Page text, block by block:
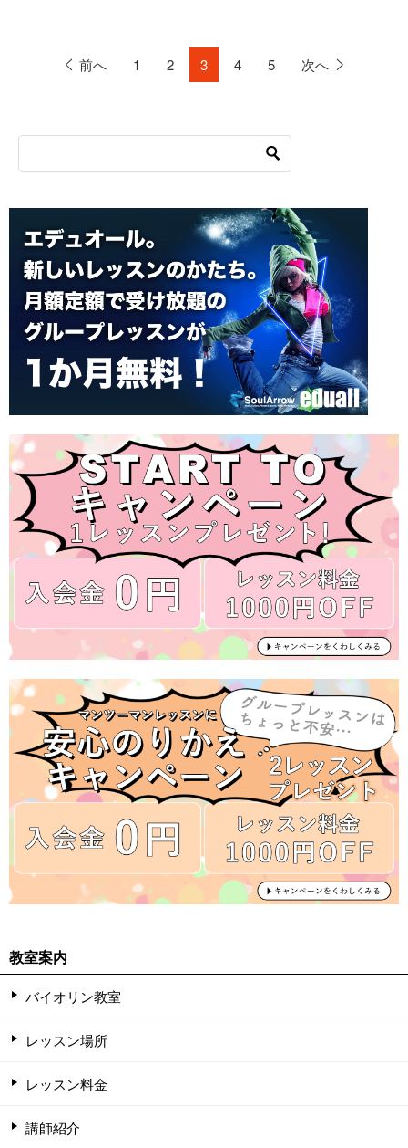
前へ 1 2 3 4 5 次へ
教室案内
バイオリン教室
レッスン場所
レッスン料金
講師紹介